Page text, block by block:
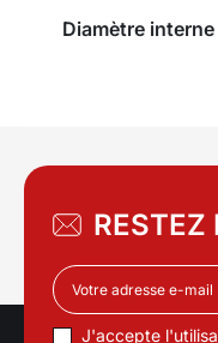
Diamètre interne
RESTEZ
J'accepte